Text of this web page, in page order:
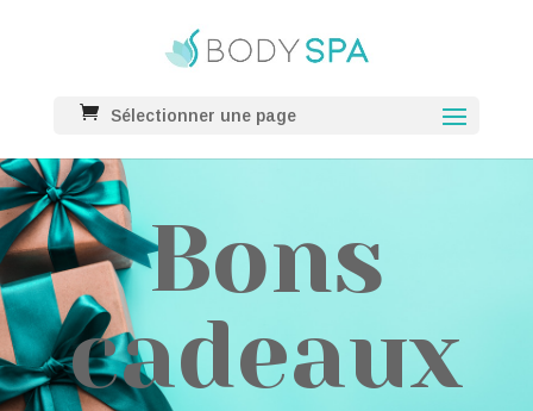
Sélectionner une page
Bons
cadeaux